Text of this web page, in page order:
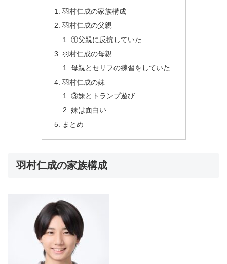
羽村仁成の家族構成
羽村仁成の父親
①父親に反抗していた
羽村仁成の母親
母親とセリフの練習をしていた
羽村仁成の妹
③妹とトランプ遊び
妹は面白い
まとめ
羽村仁成の家族構成